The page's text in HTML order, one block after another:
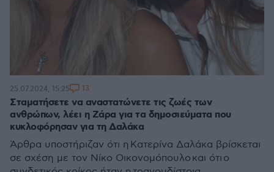
Σταματήσετε να αναστατώνετε τις ζωές των
ανθρώπων, λέει η Ζάρα για τα δημοσιεύματα που
κυκλοφόρησαν για τη Δαλάκα
Άρθρα υποστήριζαν ότι η Κατερίνα Δαλάκα βρίσκεται
σε σχέση με τον Νίκο Οικονομόπουλο και ότι ο
25.07.2024, 15:25 13